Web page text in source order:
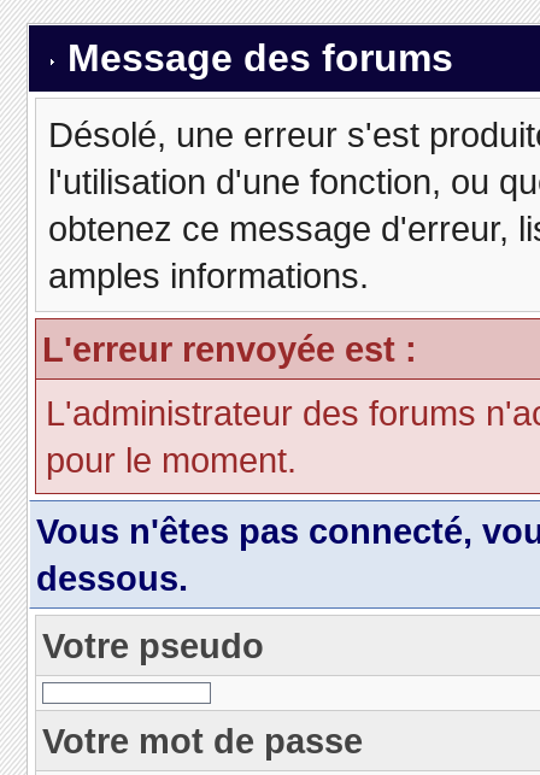
Message des forums
Désolé, une erreur s'est
l'utilisation d'une fonction, ou
obtenez ce message d'erreur,
amples informations.
L'erreur renvoyée est :
L'administrateur des forums
pour le moment.
Vous n'êtes pas connecté,
dessous.
Votre pseudo
Votre mot de passe